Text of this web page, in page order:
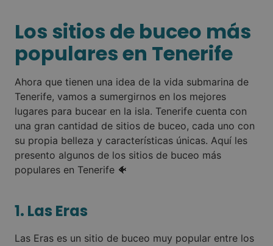
Los sitios de buceo más
populares en Tenerife
Ahora que tienen una idea de la vida submarina de
Tenerife, vamos a sumergirnos en los mejores
lugares para bucear en la isla. Tenerife cuenta con
una gran cantidad de sitios de buceo, cada uno con
su propia belleza y características únicas. Aquí les
presento algunos de los sitios de buceo más
populares en Tenerife 🐠
1. Las Eras
Las Eras es un sitio de buceo muy popular entre los